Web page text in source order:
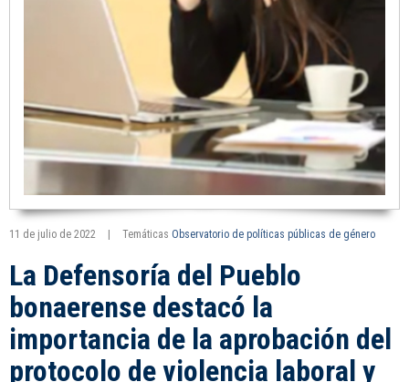
11 de julio de 2022 Temáticas Observatorio de políticas públicas de género
La Defensoría del Pueblo
bonaerense destacó la
importancia de la aprobación del
protocolo de violencia laboral y